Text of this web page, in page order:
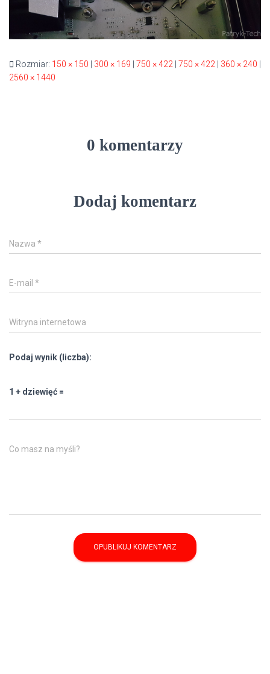
Rozmiar: 150 × 150 300 × 169 750 × 422 750 × 422 360 × 240
2560 × 1440
0 komentarzy
Dodaj komentarz
Nazwa *
E-mail *
Witryna internetowa
Podaj wynik (liczba):
1 + dziewięć =
Co masz na myśli?